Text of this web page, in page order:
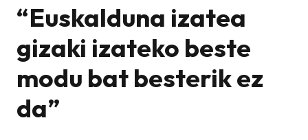
“Euskalduna izatea
gizaki izateko beste
modu bat besterik ez
da”